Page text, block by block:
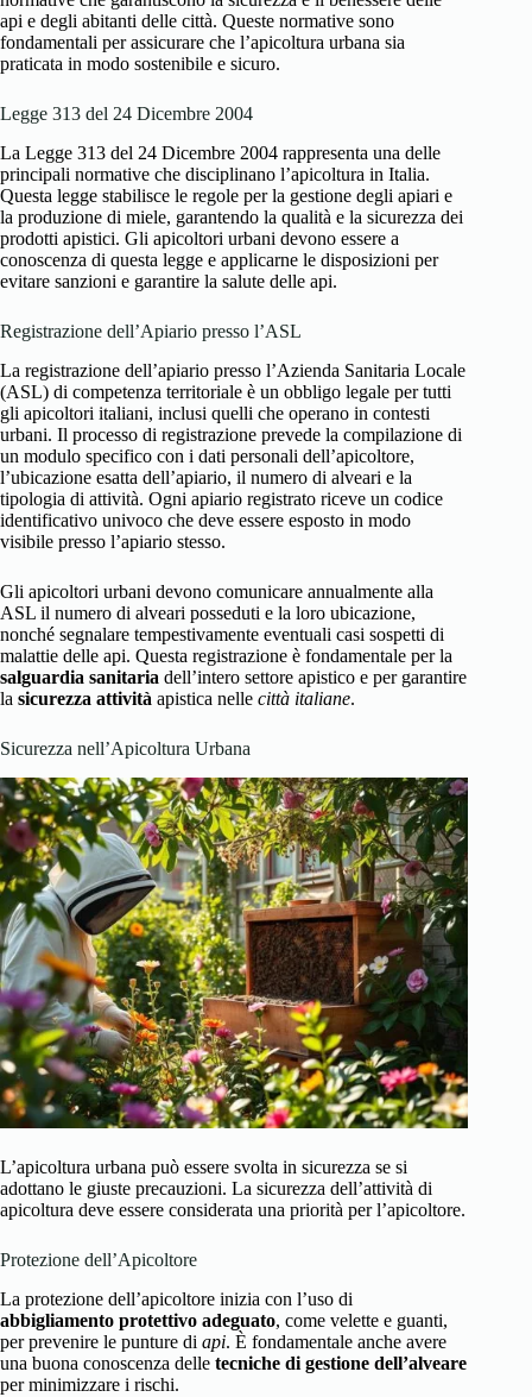
api e degli abitanti delle città. Queste normative sono
fondamentali per assicurare che l’apicoltura urbana sia
praticata in modo sostenibile e sicuro.
Legge 313 del 24 Dicembre 2004
La Legge 313 del 24 Dicembre 2004 rappresenta una delle
principali normative che disciplinano l’apicoltura in Italia.
Questa legge stabilisce le regole per la gestione degli apiari e
la produzione di miele, garantendo la qualità e la sicurezza dei
prodotti apistici. Gli apicoltori urbani devono essere a
conoscenza di questa legge e applicarne le disposizioni per
evitare sanzioni e garantire la salute delle api.
Registrazione dell’Apiario presso l’ASL
La registrazione dell’apiario presso l’Azienda Sanitaria Locale
(ASL) di competenza territoriale è un obbligo legale per tutti
gli apicoltori italiani, inclusi quelli che operano in contesti
urbani. Il processo di registrazione prevede la compilazione di
un modulo specifico con i dati personali dell’apicoltore,
l’ubicazione esatta dell’apiario, il numero di alveari e la
tipologia di attività. Ogni apiario registrato riceve un codice
identificativo univoco che deve essere esposto in modo
visibile presso l’apiario stesso.
Gli apicoltori urbani devono comunicare annualmente alla
ASL il numero di alveari posseduti e la loro ubicazione,
nonché segnalare tempestivamente eventuali casi sospetti di
malattie delle api. Questa registrazione è fondamentale per la
salguardia sanitaria dell’intero settore apistico e per garantire
la sicurezza attività apistica nelle città italiane.
Sicurezza nell’Apicoltura Urbana
L’apicoltura urbana può essere svolta in sicurezza se si
adottano le giuste precauzioni. La sicurezza dell’attività di
apicoltura deve essere considerata una priorità per l’apicoltore.
Protezione dell’Apicoltore
La protezione dell’apicoltore inizia con l’uso di
abbigliamento protettivo adeguato, come velette e guanti,
per prevenire le punture di api. È fondamentale anche avere
una buona conoscenza delle tecniche di gestione dell’alveare
per minimizzare i rischi.